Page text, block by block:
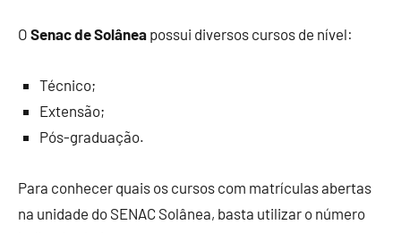
O Senac de Solânea possui diversos cursos de nível:
Técnico;
Extensão;
Pós-graduação.
Para conhecer quais os cursos com matrículas abertas
na unidade do SENAC Solânea, basta utilizar o número